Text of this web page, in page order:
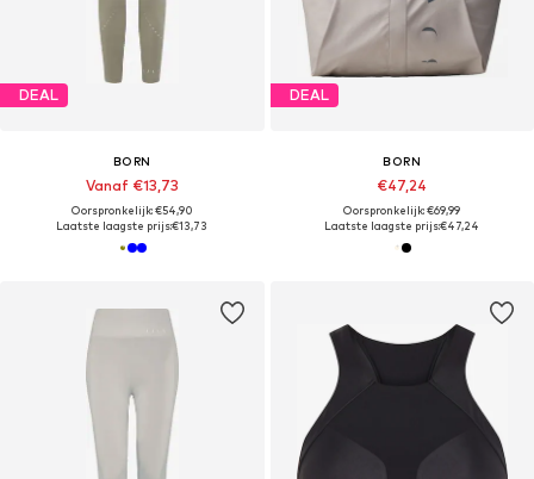
DEAL
BORN
Vanaf €13,73
Oorspronkelijk: €54,90
Laatste laagste prijs:€13,73
DEAL
BORN
€47,24
Oorspronkelijk: €69,99
Laatste laagste prijs:€47,24